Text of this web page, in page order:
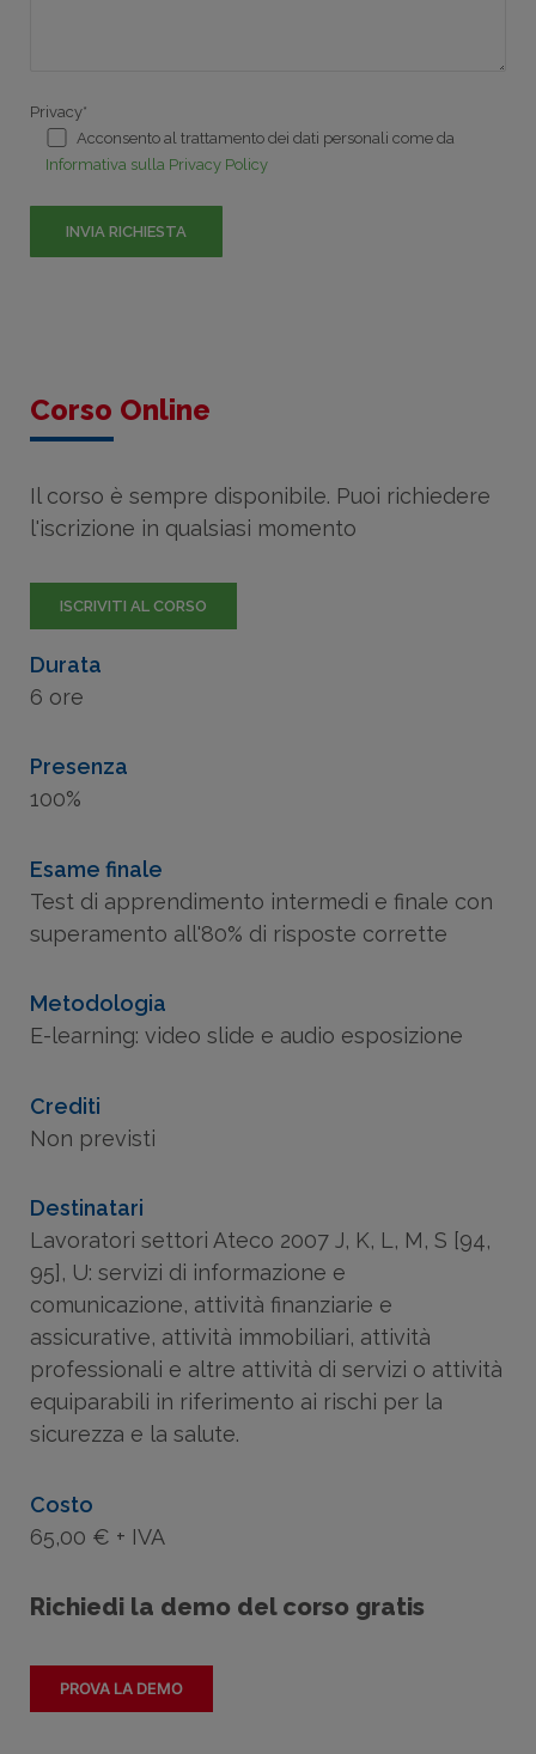
Privacy*
Acconsento al trattamento dei dati personali come da
Informativa sulla Privacy Policy
Corso Online
Il corso è sempre disponibile. Puoi richiedere
l'iscrizione in qualsiasi momento
ISCRIVITI AL CORSO
Durata
6 ore
Presenza
100%
Esame finale
Test di apprendimento intermedi e finale con
superamento all'80% di risposte corrette
Metodologia
E-learning: video slide e audio esposizione
Crediti
Non previsti
Destinatari
Lavoratori settori Ateco 2007 J, K, L, M, S [94,
95], U: servizi di informazione e
comunicazione, attività finanziarie e
assicurative, attività immobiliari, attività
professionali e altre attività di servizi o attività
equiparabili in riferimento ai rischi per la
sicurezza e la salute.
Costo
65,00 € + IVA
Richiedi la demo del corso gratis
PROVA LA DEMO